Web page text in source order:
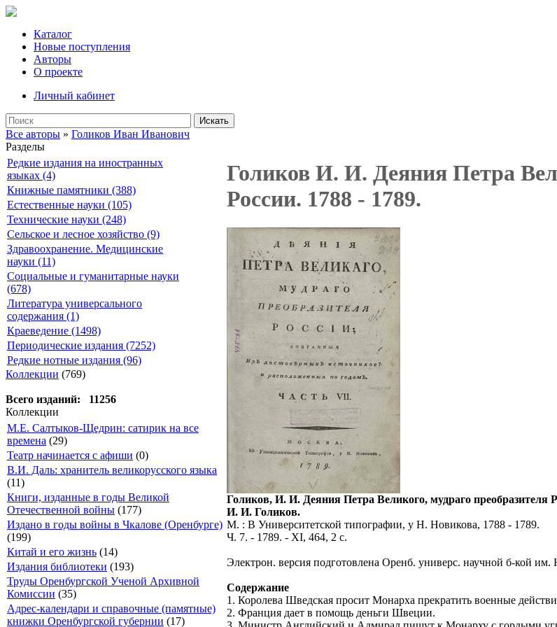
Каталог
Новые поступления
Авторы
О проекте
Личный кабинет
Искать
Все авторы » Голиков Иван Иванович
Разделы
Редкие издания на иностранных
языках (4)
Книжные памятники (388)
Естественные науки (105)
Технические науки (248)
Сельское и лесное хозяйство (9)
Здравоохранение. Медицинские
науки (11)
Социальные и гуманитарные науки
(678)
Литература универсального
содержания (1)
Краеведение (1498)
Периодические издания (7252)
Редкие нотные издания (96)
Коллекции (769)
Всего изданий: 11256
Коллекции
М.Е. Салтыков-Щедрин: сатирик на все
времена (29)
Театр начинается с афиши (0)
В.И. Даль: хранитель великорусского языка
(11)
Книги, изданные в годы Великой
Отечественной войны (177)
Издано в годы войны в Чкалове (Оренбурге)
(199)
Китай и его жизнь (14)
Издания библиотеки (193)
Труды Оренбургской Ученой Архивной
Комиссии (35)
Адрес-календари и справочные (памятные)
книжки Оренбургской губернии (17)
Голиков И. И. Деяния Петра
России. 1788 - 1789.
Голиков, И. И. Деяния Петра Великого, мудраго преобразителя
И. И. Голиков.
М. : В Университетской типографии, у Н. Новикова, 1788 - 1789.
Ч. 7. - 1789. - XI, 464, 2 с.
Электрон. версия подготовлена Оренб. универс. научной б-кой
Содержание
1. Королева Шведская просит Монарха прекратить военные
2. Франция дает в помощь деньги Швеции.